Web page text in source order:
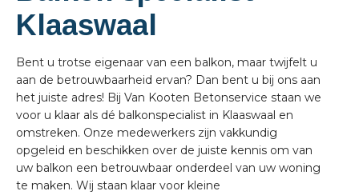
Klaaswaal
Bent u trotse eigenaar van een balkon, maar twijfelt u
aan de betrouwbaarheid ervan? Dan bent u bij ons aan
het juiste adres! Bij Van Kooten Betonservice staan we
voor u klaar als dé balkonspecialist in Klaaswaal en
omstreken. Onze medewerkers zijn vakkundig
opgeleid en beschikken over de juiste kennis om van
uw balkon een betrouwbaar onderdeel van uw woning
te maken. Wij staan klaar voor kleine